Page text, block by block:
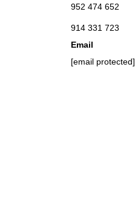
952 474 652
914 331 723
Email
[email protected]